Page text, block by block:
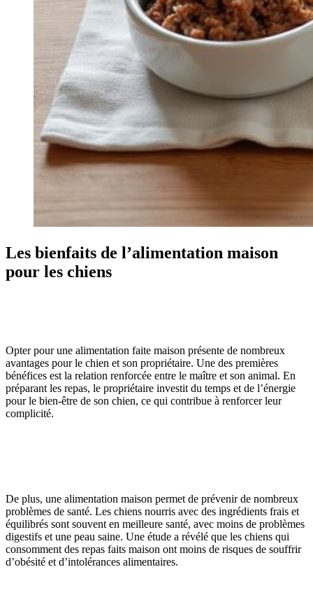
Les bienfaits de l’alimentation maison
pour les chiens
Opter pour une alimentation faite maison présente de nombreux
avantages pour le chien et son propriétaire. Une des premières
bénéfices est la relation renforcée entre le maître et son animal. En
préparant les repas, le propriétaire investit du temps et de l’énergie
pour le bien-être de son chien, ce qui contribue à renforcer leur
complicité.
De plus, une alimentation maison permet de prévenir de nombreux
problèmes de santé. Les chiens nourris avec des ingrédients frais et
équilibrés sont souvent en meilleure santé, avec moins de problèmes
digestifs et une peau saine. Une étude a révélé que les chiens qui
consomment des repas faits maison ont moins de risques de souffrir
d’obésité et d’intolérances alimentaires.